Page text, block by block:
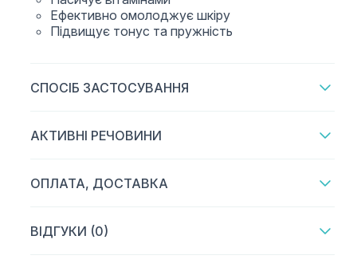
Ефективно омолоджує шкіру
Підвищує тонус та пружність
СПОСІБ ЗАСТОСУВАННЯ
АКТИВНІ РЕЧОВИНИ
ОПЛАТА, ДОСТАВКА
ВІДГУКИ (0)